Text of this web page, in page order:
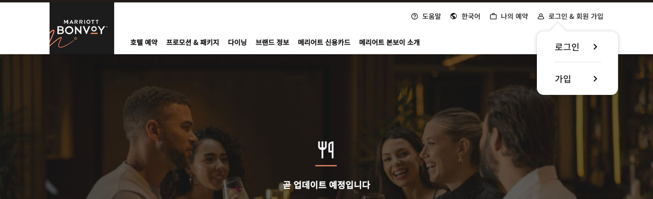
Skip to Content
Marriott Bonvoy
도움말 한국어 나의 예약 로그인 & 회원 가입
로그인
가입
호텔 예약 프로모션 & 패키지 다이닝 브랜드 정보 메리어트 신용카드 메리어트 본보이 소개
곧 업데이트 예정입니다